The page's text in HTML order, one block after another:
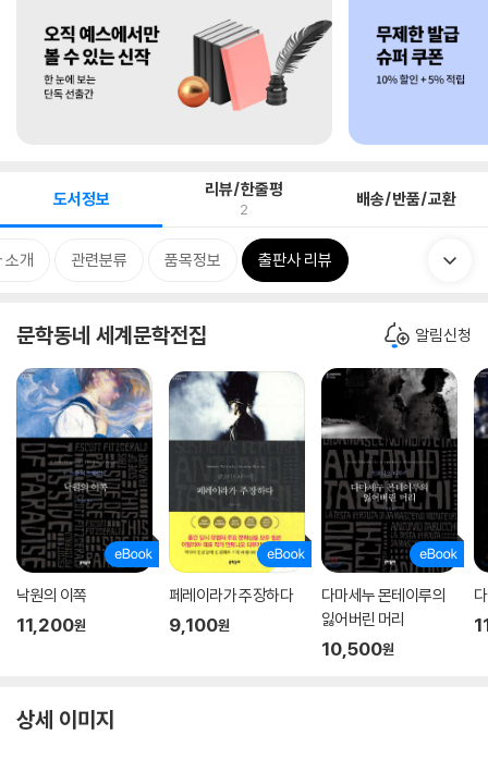
도서정보 리뷰/한줄평
2 배송/반품/교환
소개 관련분류 품목정보 출판사 리뷰
문학동네 세계문학전집 알림신청
낙원의 이쪽
11,200원
페레이라가 주장하다
9,100원
다마세누 몬테이루의
잃어버린 머리
10,500원
상세 이미지